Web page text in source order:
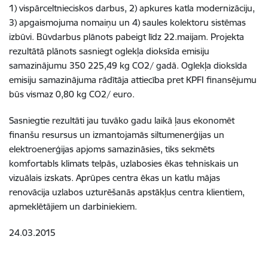
1) vispārceltnieciskos darbus, 2) apkures katla modernizāciju,
3) apgaismojuma nomaiņu un 4) saules kolektoru sistēmas
izbūvi. Būvdarbus plānots pabeigt līdz 22.maijam. Projekta
rezultātā plānots sasniegt oglekļa dioksīda emisiju
samazinājumu 350 225,49 kg CO2/ gadā. Oglekļa dioksīda
emisiju samazinājuma rādītāja attiecība pret KPFI finansējumu
būs vismaz 0,80 kg CO2/ euro.
Sasniegtie rezultāti jau tuvāko gadu laikā ļaus ekonomēt
finanšu resursus un izmantojamās siltumenerģijas un
elektroenerģijas apjoms samazināsies, tiks sekmēts
komfortabls klimats telpās, uzlabosies ēkas tehniskais un
vizuālais izskats. Aprūpes centra ēkas un katlu mājas
renovācija uzlabos uzturēšanās apstākļus centra klientiem,
apmeklētājiem un darbiniekiem.
24.03.2015